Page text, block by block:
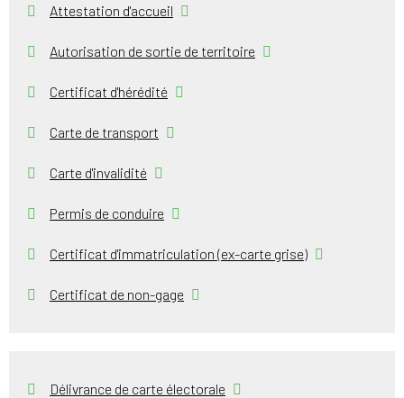
Attestation d'accueil
Autorisation de sortie de territoire
Certificat d'hérédité
Carte de transport
Carte d'invalidité
Permis de conduire
Certificat d'immatriculation (ex-carte grise)
Certificat de non-gage
Délivrance de carte électorale